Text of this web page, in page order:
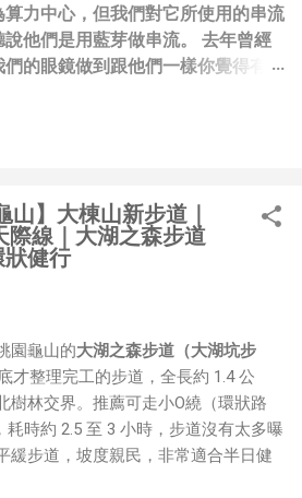
力中心，但我們對它所使用的串流
他們是用藍芽做串流。 去年曾經
的眼鏡做到跟他們一樣你覺得有可
？（笑）” 也記得更久以前，當我
常聽到像是：『 他們不知道用了
有建設性、不應該從 RD 嘴裡說出
為然。坦白講，以前每次只要聽到某
君稱之），沒事就把『 黑科技 』
Shame on you！（打嘴炮、作
搞政治操作、把別人做事的成果搶
推給下屬扛、散佈同事私生活謠
你他媽都頂級專業戶，除此之外沒
上可以做到的事情，外行人的認知
作能力去驗證，就什麼都變成黑科
山】大棟山新步道｜
際線｜大湖之森步道
狀健行
園龜山的大湖之森步道（大湖坑步
才整理完工的步道，全長約 1.4 公
樹林交界。推薦可走小O繞（環狀路
耗時約 2.5 至 3 小時，步道沒有太多曝
緩步道，坡度親民，非常適合半日健